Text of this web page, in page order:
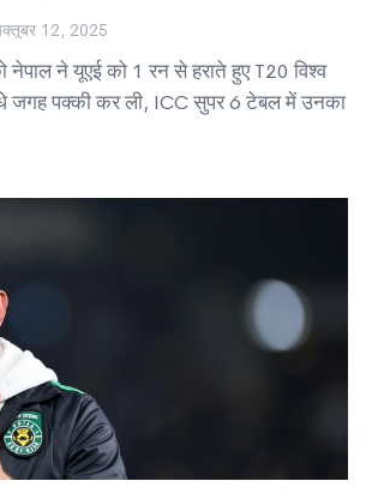
12, 2025
ने यूएई को 1 रन से हराते हुए T20 विश्व
जगह पक्की कर ली, ICC सुपर 6 टेबल में उनका